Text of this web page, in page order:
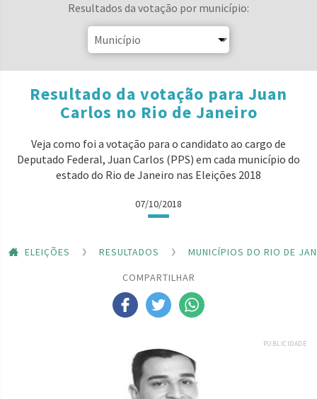
Resultados da votação por município:
Resultado da votação para Juan
Carlos no Rio de Janeiro
Veja como foi a votação para o candidato ao cargo de
Deputado Federal, Juan Carlos (PPS) em cada município do
estado do Rio de Janeiro nas Eleições 2018
07/10/2018
ELEIÇÕES RESULTADOS
MUNICÍPIOS DO RIO DE
COMPARTILHAR
PUBLICIDADE